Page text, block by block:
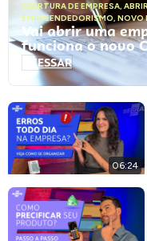
ABERTURA DE EMPRESA,
EMPREENDEDORISMO, NOVO
Vai abrir uma
funciona o novo
ACESSAR
06:24